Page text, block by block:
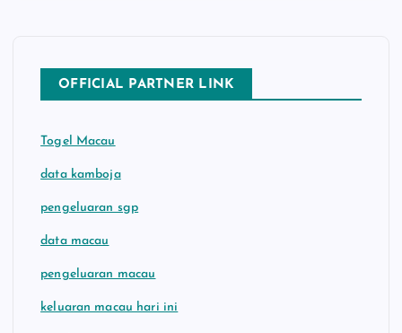
OFFICIAL PARTNER LINK
Togel Macau
data kamboja
pengeluaran sgp
data macau
pengeluaran macau
keluaran macau hari ini